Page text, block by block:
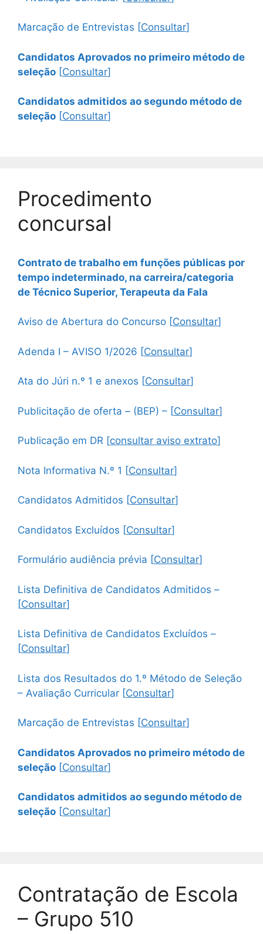
Marcação de Entrevistas [Consultar]
Candidatos Aprovados no primeiro método de
seleção [Consultar]
Candidatos admitidos ao segundo método de
seleção [Consultar]
Procedimento
concursal
Contrato de trabalho em funções públicas por
tempo indeterminado, na carreira/categoria
de Técnico Superior, Terapeuta da Fala
Aviso de Abertura do Concurso [Consultar]
Adenda I – AVISO 1/2026 [Consultar]
Ata do Júri n.º 1 e anexos [Consultar]
Publicitação de oferta – (BEP) – [Consultar]
Publicação em DR [consultar aviso extrato]
Nota Informativa N.º 1 [Consultar]
Candidatos Admitidos [Consultar]
Candidatos Excluídos [Consultar]
Formulário audiência prévia [Consultar]
Lista Definitiva de Candidatos Admitidos –
[Consultar]
Lista Definitiva de Candidatos Excluídos –
[Consultar]
Lista dos Resultados do 1.º Método de Seleção
– Avaliação Curricular [Consultar]
Marcação de Entrevistas [Consultar]
Candidatos Aprovados no primeiro método de
seleção [Consultar]
Candidatos admitidos ao segundo método de
seleção [Consultar]
Contratação de Escola
– Grupo 510